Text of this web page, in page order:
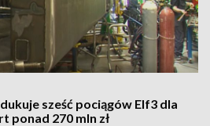
sześć pociągów Elf3 dla
ponad 270 mln zł